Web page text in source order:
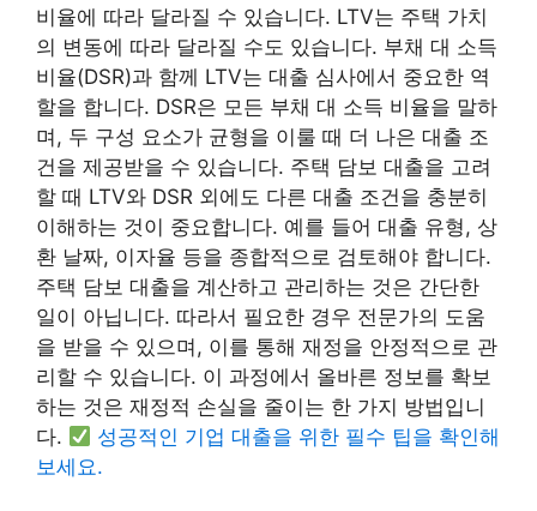
비율에 따라 달라질 수 있습니다. LTV는 주택 가치
의 변동에 따라 달라질 수도 있습니다. 부채 대 소득
비율(DSR)과 함께 LTV는 대출 심사에서 중요한 역
할을 합니다. DSR은 모든 부채 대 소득 비율을 말하
며, 두 구성 요소가 균형을 이룰 때 더 나은 대출 조
건을 제공받을 수 있습니다. 주택 담보 대출을 고려
할 때 LTV와 DSR 외에도 다른 대출 조건을 충분히
이해하는 것이 중요합니다. 예를 들어 대출 유형, 상
환 날짜, 이자율 등을 종합적으로 검토해야 합니다.
주택 담보 대출을 계산하고 관리하는 것은 간단한
일이 아닙니다. 따라서 필요한 경우 전문가의 도움
을 받을 수 있으며, 이를 통해 재정을 안정적으로 관
리할 수 있습니다. 이 과정에서 올바른 정보를 확보
하는 것은 재정적 손실을 줄이는 한 가지 방법입니
다.
성공적인 기업 대출을 위한 필수 팁을 확인해
보세요.